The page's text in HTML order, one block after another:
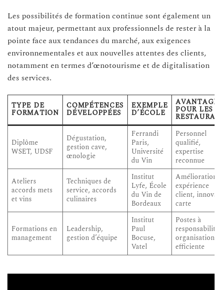
Les possibilités de formation continue sont également un
atout majeur, permettant aux professionnels de rester à la
pointe face aux tendances du marché, aux exigences
environnementales et aux nouvelles attentes des clients,
notamment en termes d’œnotourisme et de digitalisation
des services.
TYPE DE
FORMATION
COMPÉTENCES
DÉVELOPPÉES
EXEMPLE
D’ÉCOLE
AVANTAGES
POUR LES
Diplôme
WSET, UDSF
Dégustation,
gestion cave,
œnologie
Ferrandi
Paris,
Université
du Vin
Personnel
qualifié,
expertise
reconnue
Ateliers
accords mets
et vins
Techniques de
service, accords
culinaires
Institut
Lyfe, École
du Vin de
Bordeaux
Amélioration
expérience
client,
carte
Formations en
management
Leadership,
gestion d’équipe
Institut
Paul
Bocuse,
Vatel
Postes à
organisation
efficiente